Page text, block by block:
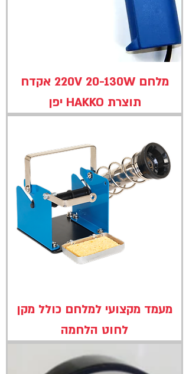
מלחם 220V 20-130W אקדח
תוצרת HAKKO יפן
מעמד מקצועי למלחם כולל מקן
לחוט הלחמה